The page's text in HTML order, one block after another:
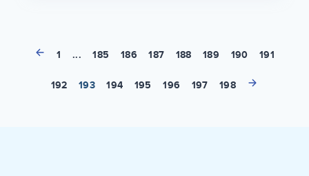
1 ... 185 186 187 188 189 190 191
192 193 194 195 196 197 198